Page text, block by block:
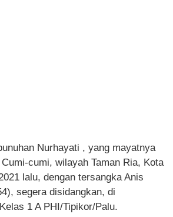
Nurhayati , yang mayatnya
cumi, wilayah Taman Ria, Kota
lalu, dengan tersangka Anis
segera disidangkan, di
1 A PHI/Tipikor/Palu.